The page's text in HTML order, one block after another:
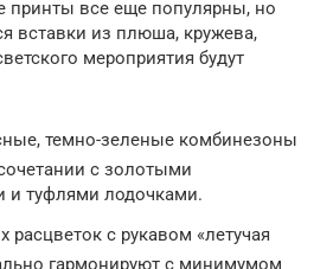
принты все еще популярны, но
вставки из плюша, кружева,
мероприятия будут
темно-зеленые комбинезоны
с золотыми
и туфлями лодочками.
расцветок с рукавом «летучая
гармонируют с минимумом